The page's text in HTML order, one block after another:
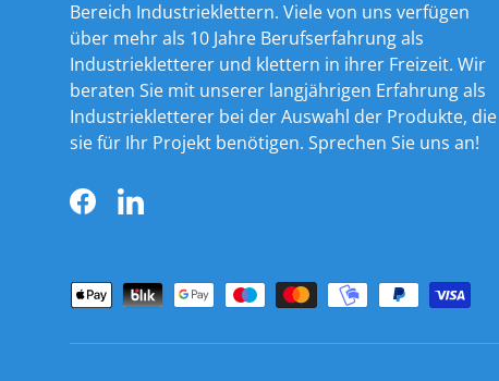
Bereich Industrieklettern. Viele von uns verfügen
über mehr als 10 Jahre Berufserfahrung als
Industriekletterer und klettern in ihrer Freizeit. Wir
beraten Sie mit unserer langjährigen Erfahrung als
Industriekletterer bei der Auswahl der Produkte, die
sie für Ihr Projekt benötigen. Sprechen Sie uns an!
FacebookLinkedIn
Zahlungsmethoden